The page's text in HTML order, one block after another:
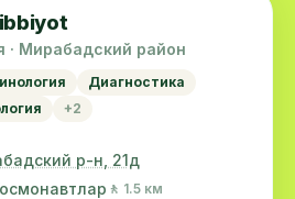
· Мирабадский район
Диагностика
+2
р-н, 21д
🚶 1.5 км